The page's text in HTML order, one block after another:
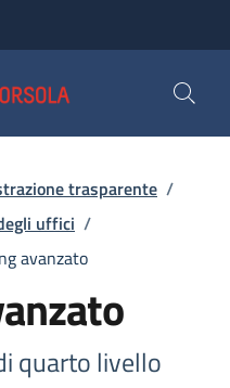
trasparente /
uffici /
avanzato
quarto livello